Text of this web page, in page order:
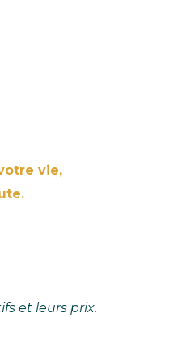
vie,
et leurs prix.